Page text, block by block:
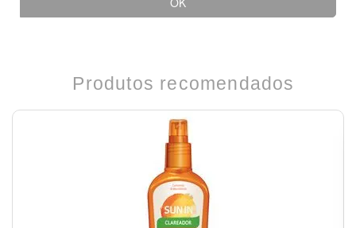
Produtos recomendados